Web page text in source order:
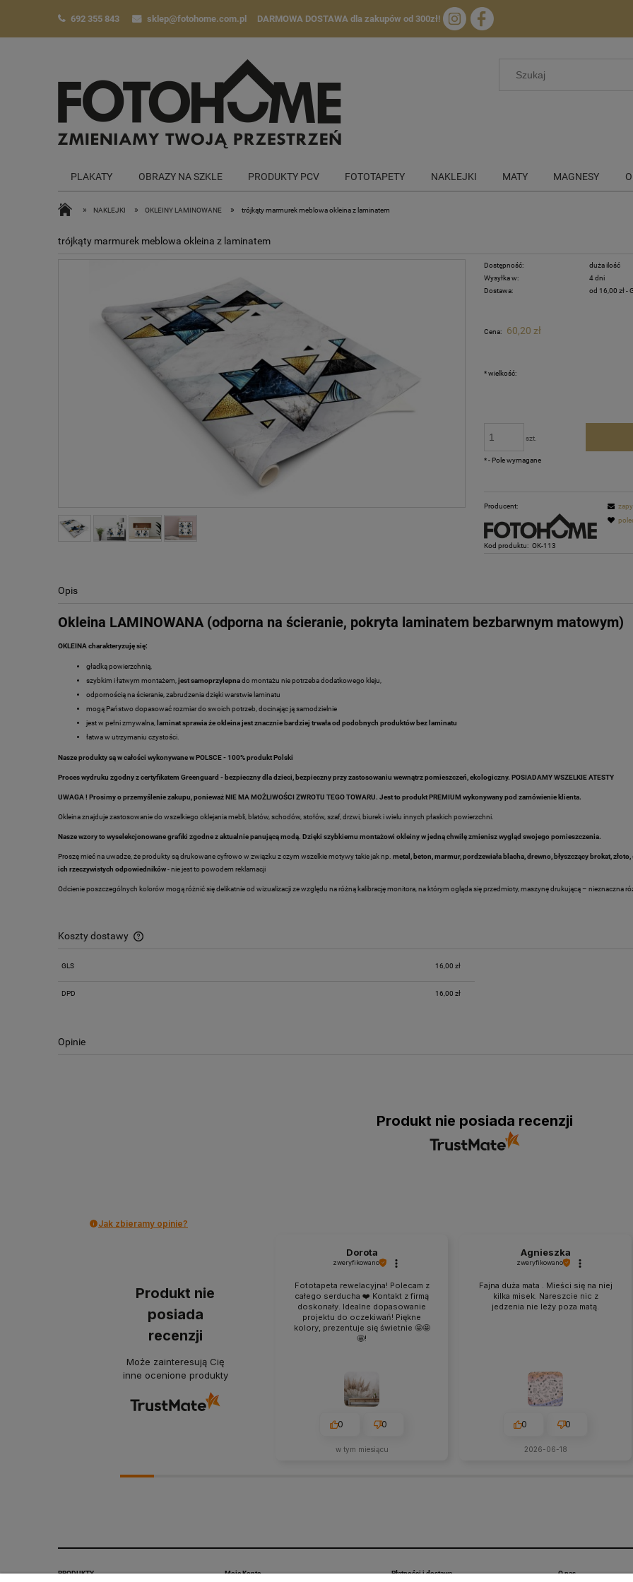
692 355 843 sklep@fotohome.com.pl DARMOWA DOSTAWA dla zakupów od 300zł!
PLAKATY OBRAZY NA SZKLE PRODUKTY PCV FOTOTAPETY NAKLEJKI MATY MAGNESY
» NAKLEJKI » OKLEINY LAMINOWANE » trójkąty marmurek meblowa okleina z laminatem
trójkąty marmurek meblowa okleina z laminatem
Dostępność:
duża ilość
Wysyłka w:
4 dni
Dostawa:
od 16,00 zł-
płatności
Cena: 60,20 zł
*wielkość:
szt.
*- Pole wymagane
Producent:
Kod produktu: OK-113
Opis
Okleina LAMINOWANA (odporna na ścieranie, pokryta laminatem bezbarwnym matowym)
OKLEINA charakteryzuję się:
gładką powierzchnią,
szybkim i łatwym montażem, jest samoprzylepnado montażu nie potrzeba dodatkowego kleju,
odpornością na ścieranie, zabrudzenia dzięki warstwie laminatu
mogą Państwo dopasować rozmiar do swoich potrzeb, docinając ją samodzielnie
jest w pełni zmywalna,
laminat sprawia że okleina jest znacznie bardziej trwała od podobnych produktów bez laminatu
łatwa w utrzymaniu czystości.
Nasze produkty są w całości wykonywane w POLSCE - 100% produkt Polski
Proces wydruku zgodny z certyfikatem Greenguard - bezpieczny dla dzieci, bezpieczny przy zastosowaniu wewnątrz pomieszczeń, ekologiczny. POSIADAMY WSZELKIE ATESTY
UWAGA ! Prosimy o przemyślenie zakupu, ponieważ NIE MA MOŻLIWOŚCI ZWROTU TEGO TOWARU. Jest to produkt PREMIUM wykonywany pod zamówienie klienta.
Okleina znajduje zastosowanie do wszelkiego oklejania mebli, blatów, schodów, stołów, szaf, drzwi, biurek i wielu innych płaskich powierzchni.
Nasze wzory to wyselekcjonowane grafiki zgodne z aktualnie panującą modą. Dzięki szybkiemu montażowi okleiny w jedną chwilę zmienisz wygląd swojego pomieszczenia.
Proszę mieć na uwadze, że produkty są drukowane cyfrowo w związku z czym wszelkie motywy takie jak np. metal, beton, marmur, pordzewiała blacha, drewno, błyszczący brokat,
ich rzeczywistych odpowiedników- nie jest to powodem reklamacji
Odcienie poszczególnych kolorów mogą różnić się delikatnie od wizualizacji ze względu na różną kalibrację monitora, na którym ogląda się przedmioty, maszynę drukującą – nieznaczna
Koszty dostawy
GLS 16,00 zł
DPD 16,00 zł
Opinie
Produkt nie posiada recenzji
Jak zbieramy opinie?
Produkt nie
posiada
recenzji
Może zainteresują Cię
inne ocenione produkty
Dorota
zweryfikowano
Fototapeta rewelacyjna! Polecam z
całego serducha ❤️ Kontakt z firmą
doskonały. Idealne dopasowanie
projektu do oczekiwań! Piękne
kolory, prezentuje się świetnie 🤩🤩
🤩!
0 0
w tym miesiącu
Agnieszka
zweryfikowano
Fajna duża mata . Mieści się na niej
kilka misek. Nareszcie nic z
jedzenia nie leży poza matą.
0 0
2026-06-18
PRODUKTY Moje Konto Płatności i dostawa O nas